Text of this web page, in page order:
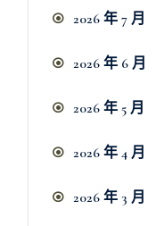
2026 年 7 月
2026 年 6 月
2026 年 5 月
2026 年 4 月
2026 年 3 月